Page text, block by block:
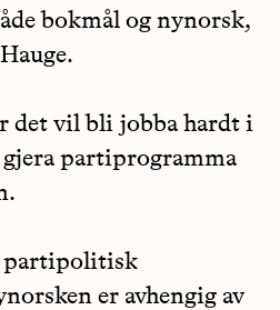
bokmål og nynorsk,
det vil bli jobba hardt i
partiprogramma
partipolitisk
er avhengig av